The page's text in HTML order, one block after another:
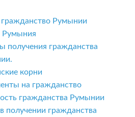
гражданство Румынии
Румыния
получения гражданства
корни
на гражданство
гражданства Румынии
получении гражданства